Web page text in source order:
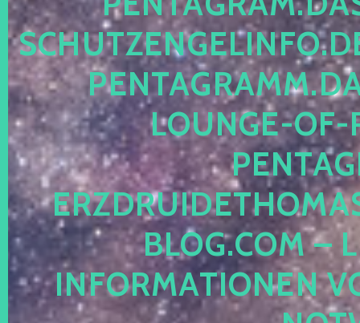
OUNGE-OF-
LOG.COM –
NFORMATIONEN